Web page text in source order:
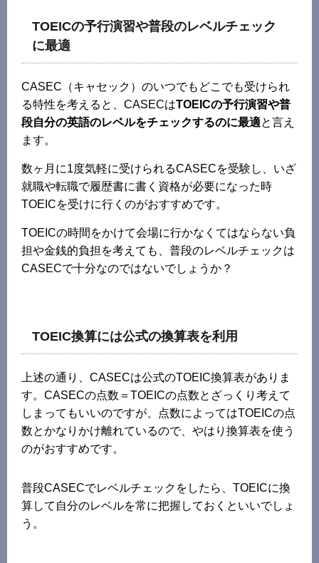
TOEICの予行演習や普段のレベルチェック
に最適
CASEC（キャセック）のいつでもどこでも受けられ
る特性を考えると、CASECはTOEICの予行演習や普
段自分の英語のレベルをチェックするのに最適と言え
ます。
数ヶ月に1度気軽に受けられるCASECを受験し、いざ
就職や転職で履歴書に書く資格が必要になった時
TOEICを受けに行くのがおすすめです。
TOEICの時間をかけて会場に行かなくてはならない負
担や金銭的負担を考えても、普段のレベルチェックは
CASECで十分なのではないでしょうか？
TOEIC換算には公式の換算表を利用
上述の通り、CASECは公式のTOEIC換算表がありま
す。CASECの点数＝TOEICの点数とざっくり考えて
しまってもいいのですが、点数によってはTOEICの点
数とかなりかけ離れているので、やはり換算表を使う
のがおすすめです。
普段CASECでレベルチェックをしたら、TOEICに換
算して自分のレベルを常に把握しておくといいでしょ
う。